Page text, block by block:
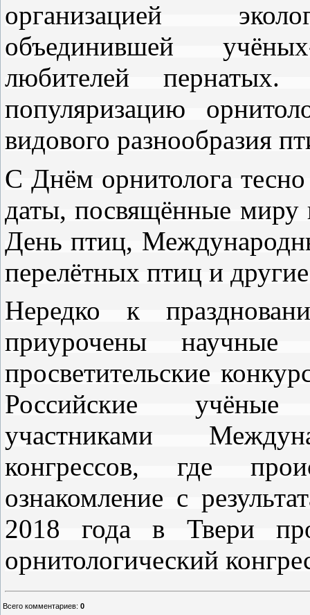
организацией
объединившей
любителей
популяризацию
видового разнообразия
С Днём орнитолога
даты, посвящённые
День птиц,
перелётных птиц и
Нередко к
приурочены научные
просветительские
Российские
участниками
конгрессов, где
ознакомление с
2018 года в Твери
орнитологический
Всего комментариев: 0